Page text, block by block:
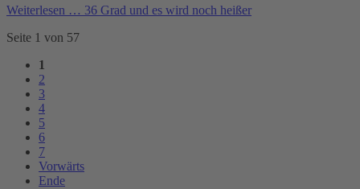
Weiterlesen … 36 Grad und es wird noch heißer
Seite 1 von 57
1
2
3
4
5
6
7
Vorwärts
Ende